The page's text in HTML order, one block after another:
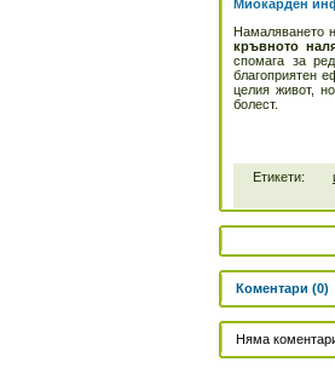
Миокарден
Намаляването
кръвното
спомага за
благоприятен
целия живот,
болест.
Етикети:
Коментари (0)
Няма